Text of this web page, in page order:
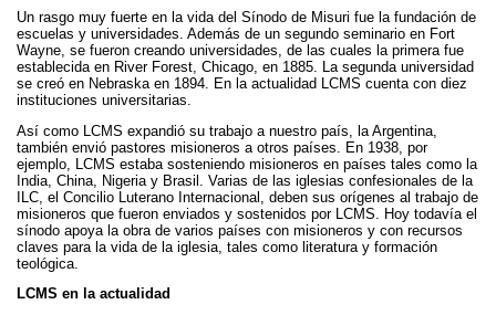
Un rasgo muy fuerte en la vida del Sínodo de Misuri fue la fundación de
escuelas y universidades. Además de un segundo seminario en Fort
Wayne, se fueron creando universidades, de las cuales la primera fue
establecida en River Forest, Chicago, en 1885. La segunda universidad
se creó en Nebraska en 1894. En la actualidad LCMS cuenta con diez
instituciones universitarias.
Así como LCMS expandió su trabajo a nuestro país, la Argentina,
también envió pastores misioneros a otros países. En 1938, por
ejemplo, LCMS estaba sosteniendo misioneros en países tales como la
India, China, Nigeria y Brasil. Varias de las iglesias confesionales de la
ILC, el Concilio Luterano Internacional, deben sus orígenes al trabajo de
misioneros que fueron enviados y sostenidos por LCMS. Hoy todavía el
sínodo apoya la obra de varios países con misioneros y con recursos
claves para la vida de la iglesia, tales como literatura y formación
teológica.
LCMS en la actualidad